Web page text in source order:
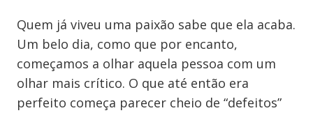
Quem já viveu uma paixão sabe que ela acaba.
Um belo dia, como que por encanto,
começamos a olhar aquela pessoa com um
olhar mais crítico. O que até então era
perfeito começa parecer cheio de “defeitos”